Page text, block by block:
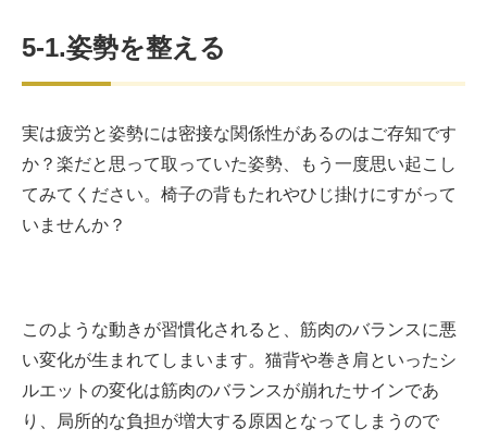
5-1.姿勢を整える
実は疲労と姿勢には密接な関係性があるのはご存知です
か？楽だと思って取っていた姿勢、もう一度思い起こし
てみてください。椅子の背もたれやひじ掛けにすがって
いませんか？
このような動きが習慣化されると、筋肉のバランスに悪
い変化が生まれてしまいます。猫背や巻き肩といったシ
ルエットの変化は筋肉のバランスが崩れたサインであ
り、局所的な負担が増大する原因となってしまうので